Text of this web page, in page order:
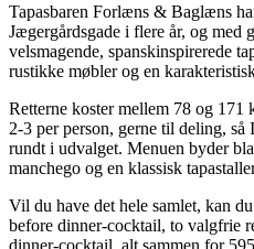
Tapasbaren Forlæns & Baglæns
Jægergårdsgade i flere år, og med
velsmagende, spanskinspirerede
rustikke møbler og en
Retterne koster mellem 78 og 171
2-3 per person, gerne til deling,
rundt i udvalget. Menuen byder
manchego og en klassisk
Vil du have det hele samlet, kan
before dinner-cocktail, to valgfrie
dinner-cocktail, alt sammen for